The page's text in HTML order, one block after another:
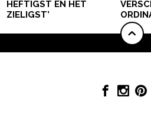
HEFTIGST EN HET
ZIELIGST’